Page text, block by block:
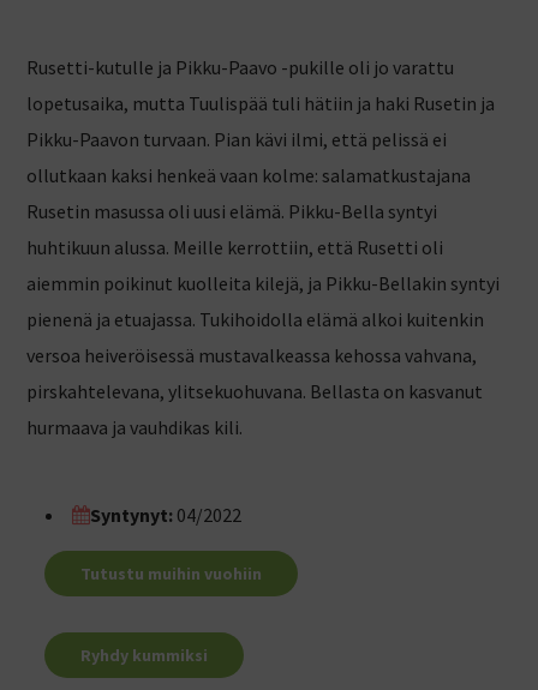
Rusetti-kutulle ja Pikku-Paavo -pukille oli jo varattu
lopetusaika, mutta Tuulispää tuli hätiin ja haki Rusetin ja
Pikku-Paavon turvaan. Pian kävi ilmi, että pelissä ei
ollutkaan kaksi henkeä vaan kolme: salamatkustajana
Rusetin masussa oli uusi elämä. Pikku-Bella syntyi
huhtikuun alussa. Meille kerrottiin, että Rusetti oli
aiemmin poikinut kuolleita kilejä, ja Pikku-Bellakin syntyi
pienenä ja etuajassa. Tukihoidolla elämä alkoi kuitenkin
versoa heiveröisessä mustavalkeassa kehossa vahvana,
pirskahtelevana, ylitsekuohuvana. Bellasta on kasvanut
hurmaava ja vauhdikas kili.
Syntynyt: 04/2022
Tutustu muihin vuohiin
Ryhdy kummiksi